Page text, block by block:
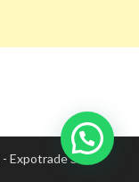
- Expotrade S.A.